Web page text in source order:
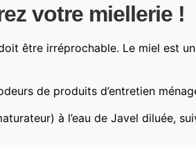
votre miellerie !
être irréprochable. Le miel est
de produits d’entretien
à l’eau de Javel diluée,